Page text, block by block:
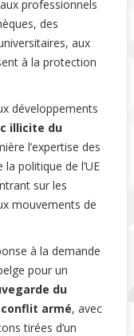
professionnels
des
aux
à la protection
développements
illicite du
l’expertise des
la politique de l’UE
sur les
mouvements de
à la demande
pour un
du
armé, avec
tirées d’un